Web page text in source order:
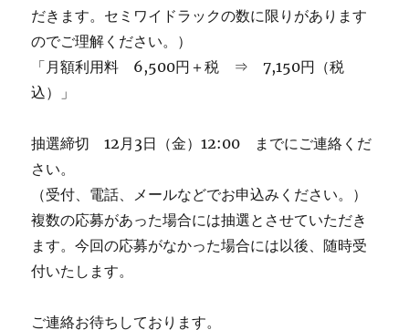
だきます。セミワイドラックの数に限りがあります
のでご理解ください。）
「月額利用料 6,500円＋税 ⇒ 7,150円（税
込）」
抽選締切 12月3日（金）12:00 までにご連絡くだ
さい。
（受付、電話、メールなどでお申込みください。）
複数の応募があった場合には抽選とさせていただき
ます。今回の応募がなかった場合には以後、随時受
付いたします。
ご連絡お待ちしております。